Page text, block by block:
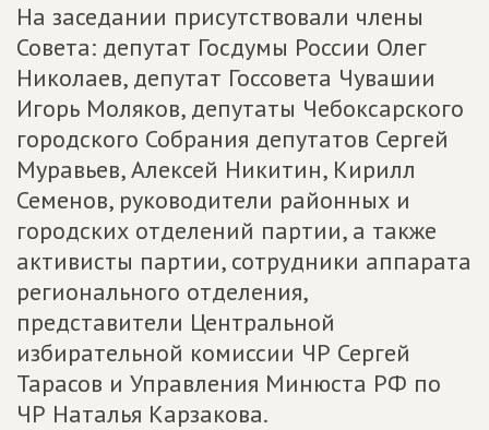
На заседании присутствовали члены
Совета: депутат Госдумы России Олег
Николаев, депутат Госсовета Чувашии
Игорь Моляков, депутаты Чебоксарского
городского Собрания депутатов Сергей
Муравьев, Алексей Никитин, Кирилл
Семенов, руководители районных и
городских отделений партии, а также
активисты партии, сотрудники аппарата
регионального отделения,
представители Центральной
избирательной комиссии ЧР Сергей
Тарасов и Управления Минюста РФ по
ЧР Наталья Карзакова.